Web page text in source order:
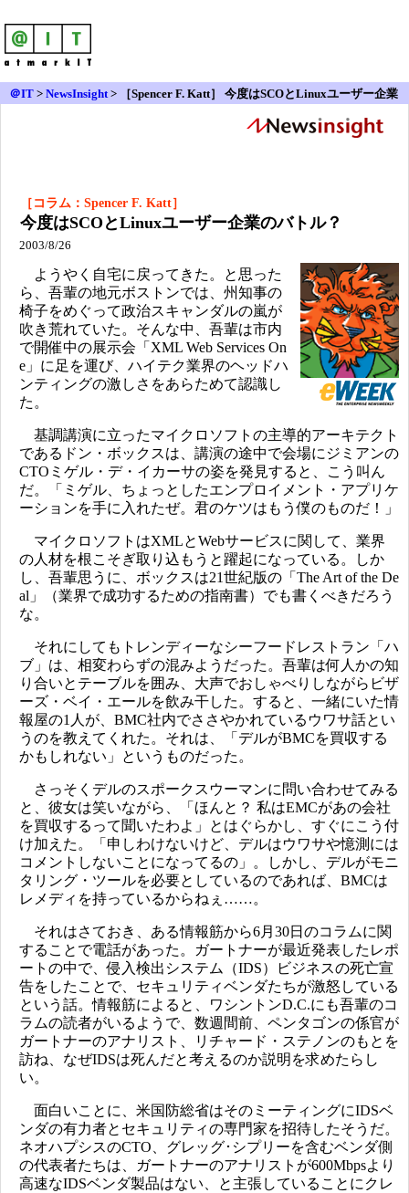
＠IT > NewsInsight>
［Spencer F. Katt］ 今度はSCOとLinuxユーザー企業
［コラム：Spencer F. Katt］
今度はSCOとLinuxユーザー企業のバトル？
2003/8/26
ようやく自宅に戻ってきた。と思った
ら、吾輩の地元ボストンでは、州知事の
椅子をめぐって政治スキャンダルの嵐が
吹き荒れていた。そんな中、吾輩は市内
で開催中の展示会「XML Web Services On
e」に足を運び、ハイテク業界のヘッドハ
ンティングの激しさをあらためて認識し
た。
基調講演に立ったマイクロソフトの主導的アーキテクト
であるドン・ボックスは、講演の途中で会場にジミアンの
CTOミゲル・デ・イカーサの姿を発見すると、こう叫ん
だ。「ミゲル、ちょっとしたエンプロイメント・アプリケ
ーションを手に入れたぜ。君のケツはもう僕のものだ！」
マイクロソフトはXMLとWebサービスに関して、業界
の人材を根こそぎ取り込もうと躍起になっている。しか
し、吾輩思うに、ボックスは21世紀版の「The Art of the De
al」（業界で成功するための指南書）でも書くべきだろう
な。
それにしてもトレンディーなシーフードレストラン「ハ
ブ」は、相変わらずの混みようだった。吾輩は何人かの知
り合いとテーブルを囲み、大声でおしゃべりしながらビザ
ーズ・ベイ・エールを飲み干した。すると、一緒にいた情
報屋の1人が、BMC社内でささやかれているウワサ話とい
うのを教えてくれた。それは、「デルがBMCを買収する
かもしれない」というものだった。
さっそくデルのスポークスウーマンに問い合わせてみる
と、彼女は笑いながら、「ほんと？ 私はEMCがあの会社
を買収するって聞いたわよ」とはぐらかし、すぐにこう付
け加えた。「申しわけないけど、デルはウワサや憶測には
コメントしないことになってるの」。しかし、デルがモニ
タリング・ツールを必要としているのであれば、BMCは
レメディを持っているからねぇ……。
それはさておき、ある情報筋から6月30日のコラムに関
することで電話があった。ガートナーが最近発表したレポ
ートの中で、侵入検出システム（IDS）ビジネスの死亡宣
告をしたことで、セキュリティベンダたちが激怒している
という話。情報筋によると、ワシントンD.C.にも吾輩のコ
ラムの読者がいるようで、数週間前、ペンタゴンの係官が
ガートナーのアナリスト、リチャード・ステノンのもとを
訪ね、なぜIDSは死んだと考えるのか説明を求めたらし
い。
面白いことに、米国防総省はそのミーティングにIDSベ
ンダの有力者とセキュリティの専門家を招待したそうだ。
ネオハプシスのCTO、グレッグ･シプリーを含むベンダ側
の代表者たちは、ガートナーのアナリストが600Mbpsより
高速なIDSベンダ製品はない、と主張していることにクレ